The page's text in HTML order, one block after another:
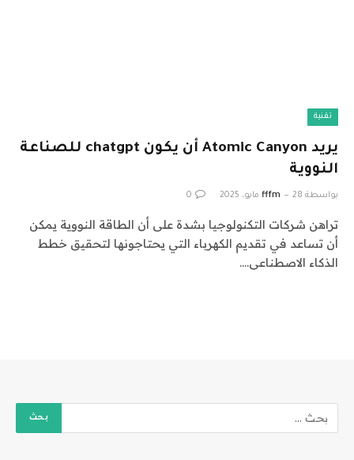
تقنية
يريد Atomic Canyon أن يكون chatgpt للصناعة
النووية
بواسطة fffm 28 مايو، 2025 0
تراهن شركات التكنولوجيا بشدة على أن الطاقة النووية يمكن
أن تساعد في تقديم الكهرباء التي يحتاجونها لتحقيق خطط
الذكاء الاصطناعى.…